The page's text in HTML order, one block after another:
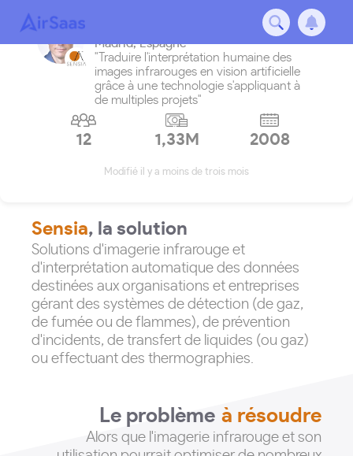
Madrid,Espagne
"Traduire l'interprétation humaine des
images infrarouges en vision artificielle
grâce à une technologie s'appliquant à
de multiples projets"
12 1,33M 2008
Modifié il y a moins de trois mois
Sensia, la solution
Solutions d'imagerie infrarouge et
d'interprétation automatique des données
destinées aux organisations et entreprises
gérant des systèmes de détection (de gaz,
de fumée ou de flammes), de prévention
d'incidents, de transfert de liquides (ou gaz)
ou effectuant des thermographies.
Le problème à résoudre
Alors que l'imagerie infrarouge et son